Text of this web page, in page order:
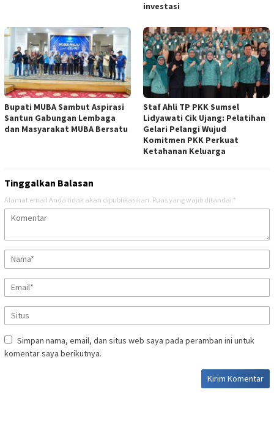
investasi
Bupati MUBA Sambut Aspirasi
Santun Gabungan Lembaga
dan Masyarakat MUBA Bersatu
Staf Ahli TP PKK Sumsel
Lidyawati Cik Ujang: Pelatihan
Gelari Pelangi Wujud
Komitmen PKK Perkuat
Ketahanan Keluarga
Tinggalkan Balasan
Alamat email Anda tidak akan dipublikasikan. Ruas yang wajib ditandai *
Simpan nama, email, dan situs web saya pada peramban ini untuk
komentar saya berikutnya.